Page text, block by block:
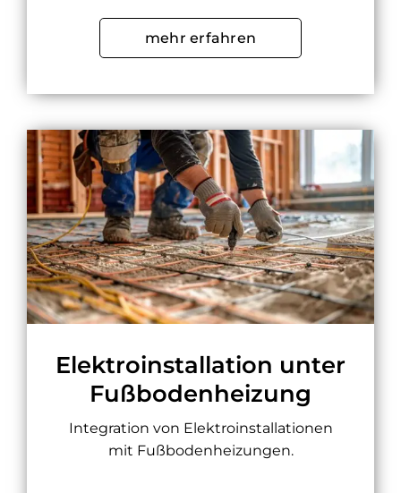
mehr erfahren
Elektroinstallation unter
Fußbodenheizung
Integration von Elektroinstallationen
mit Fußbodenheizungen.